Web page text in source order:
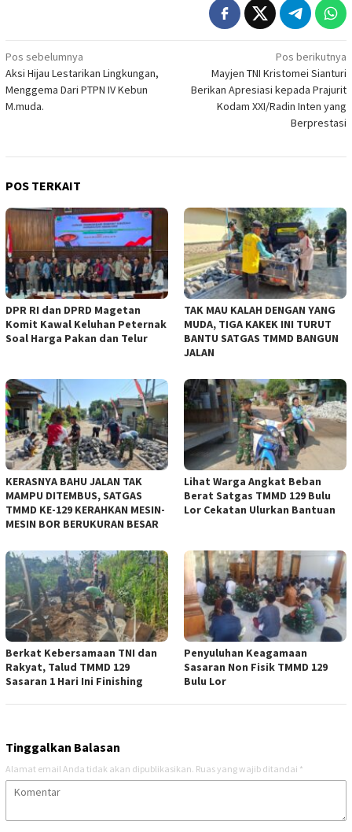
Navigasi
pos
Pos sebelumnya
Aksi Hijau Lestarikan Lingkungan,
Menggema Dari PTPN IV Kebun
M.muda.
Pos berikutnya
Mayjen TNI Kristomei Sianturi
Berikan Apresiasi kepada Prajurit
Kodam XXI/Radin Inten yang
Berprestasi
POS TERKAIT
DPR RI dan DPRD Magetan
Komit Kawal Keluhan Peternak
Soal Harga Pakan dan Telur
TAK MAU KALAH DENGAN YANG
MUDA, TIGA KAKEK INI TURUT
BANTU SATGAS TMMD BANGUN
JALAN
KERASNYA BAHU JALAN TAK
MAMPU DITEMBUS, SATGAS
TMMD KE-129 KERAHKAN MESIN-
MESIN BOR BERUKURAN BESAR
Lihat Warga Angkat Beban
Berat Satgas TMMD 129 Bulu
Lor Cekatan Ulurkan Bantuan
Berkat Kebersamaan TNI dan
Rakyat, Talud TMMD 129
Sasaran 1 Hari Ini Finishing
Penyuluhan Keagamaan
Sasaran Non Fisik TMMD 129
Bulu Lor
Tinggalkan Balasan
Alamat email Anda tidak akan dipublikasikan. Ruas yang wajib ditandai *